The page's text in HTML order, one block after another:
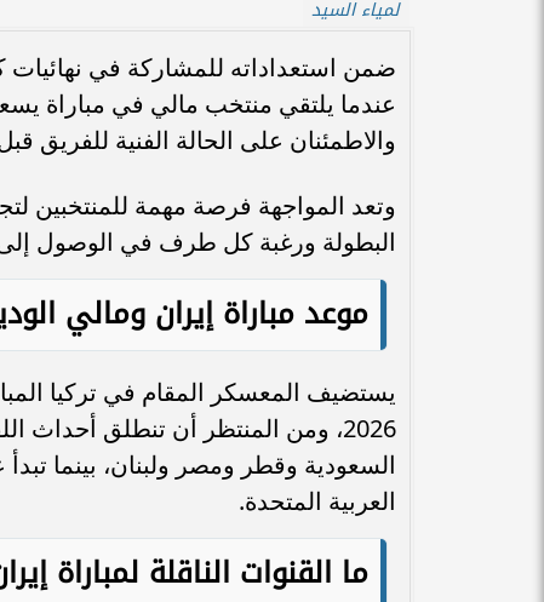
لمياء السيد
عندما يلتقي منتخب مالي في مباراة
والاطمئنان على الحالة الفنية للفريق
وتعد المواجهة فرصة مهمة للمنتخبين
البطولة ورغبة كل طرف في الوصول
موعد مباراة إيران ومالي
2026، ومن المنتظر أن تنطلق
السعودية وقطر ومصر ولبنان، بينما
العربية المتحدة.
ما القنوات الناقلة لمباراة